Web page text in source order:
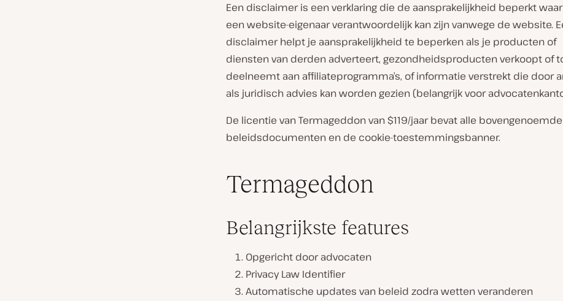
Een disclaimer is een verklaring die de aansprakelijkheid beperkt
een website-eigenaar verantwoordelijk kan zijn vanwege de website.
disclaimer helpt je aansprakelijkheid te beperken als je producten of
diensten van derden adverteert, gezondheidsproducten verkoopt of
deelneemt aan affiliateprogramma’s, of informatie verstrekt die door
als juridisch advies kan worden gezien (belangrijk voor
De licentie van Termageddon van $119/jaar bevat alle bovengenoemde
beleidsdocumenten en de cookie-toestemmingsbanner.
Termageddon
Belangrijkste features
Opgericht door advocaten
Privacy Law Identifier
Automatische updates van beleid zodra wetten veranderen